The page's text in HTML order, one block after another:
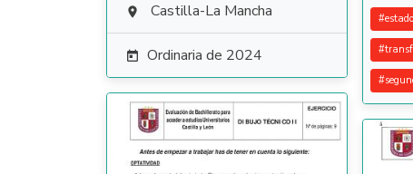
#
#
#
 Castilla-La Mancha
 Ordinaria de 2024